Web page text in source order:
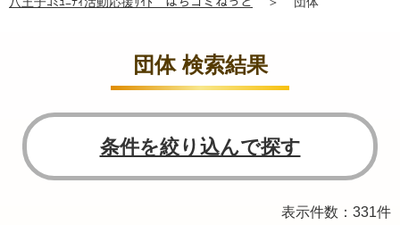
団体 検索結果
条件を絞り込んで探す
表示件数：331件